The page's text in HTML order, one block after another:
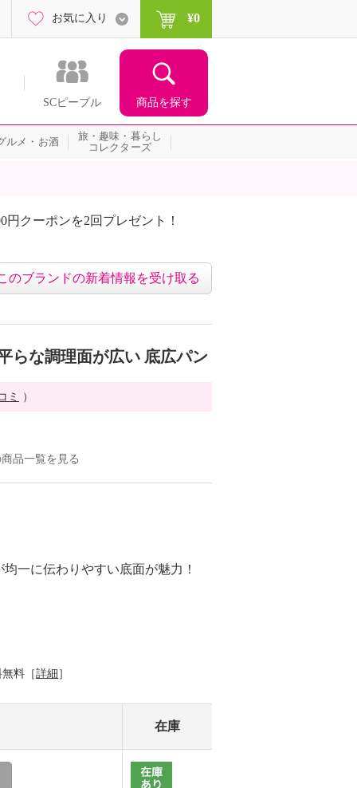
SCピープル 商品を探す
お気に入り ¥0
ルメ・お酒
旅・趣味・暮らし
コレクターズ
クーポンを2回プレゼント！
のブランドの新着情報を受け取る
らな調理面が広い 底広パン
ミ ）
品一覧を見る
一に伝わりやすい底面が魅力！
料［詳細 ］
在庫